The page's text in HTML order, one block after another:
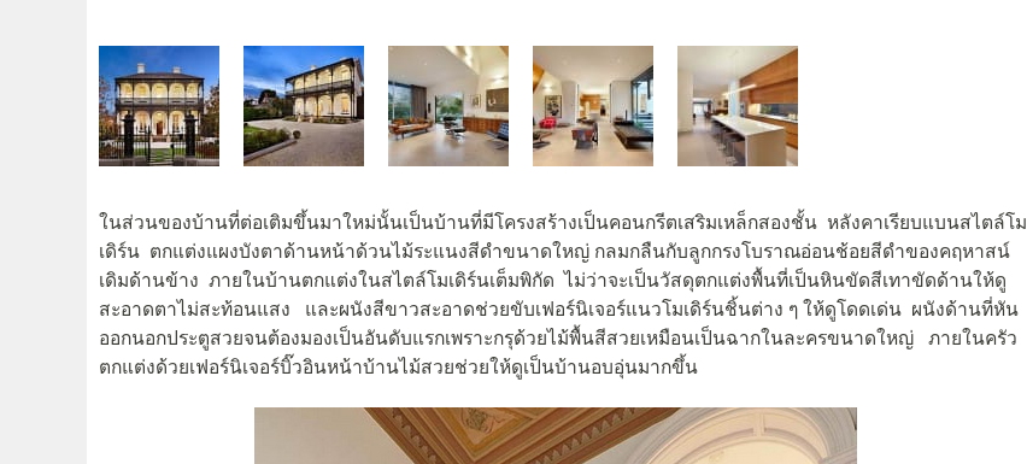
ในส่วนของบ้านที่ต่อเติมขึ้นมาใหม่นั้นเป็นบ้านที่มีโครงสร้างเป็นคอนกรีตเสริมเหล็กสองชั้น หลังคาเรียบแบนสไตล์โม
เดิร์น ตกแต่งแผงบังตาด้านหน้าด้วนไม้ระแนงสีดำขนาดใหญ่ กลมกลืนกับลูกกรงโบราณอ่อนช้อยสีดำของคฤหาสน์
เดิมด้านข้าง ภายในบ้านตกแต่งในสไตล์โมเดิร์นเต็มพิกัด ไม่ว่าจะเป็นวัสดุตกแต่งพื้นที่เป็นหินขัดสีเทาขัดด้านให้ดู
สะอาดตาไม่สะท้อนแสง และผนังสีขาวสะอาดช่วยขับเฟอร์นิเจอร์แนวโมเดิร์นชิ้นต่าง ๆ ให้ดูโดดเด่น ผนังด้านที่หัน
ออกนอกประตูสวยจนต้องมองเป็นอันดับแรกเพราะกรุด้วยไม้พื้นสีสวยเหมือนเป็นฉากในละครขนาดใหญ่ ภายในครัว
ตกแต่งด้วยเฟอร์นิเจอร์บิ๊วอินหน้าบ้านไม้สวยช่วยให้ดูเป็นบ้านอบอุ่นมากขึ้น